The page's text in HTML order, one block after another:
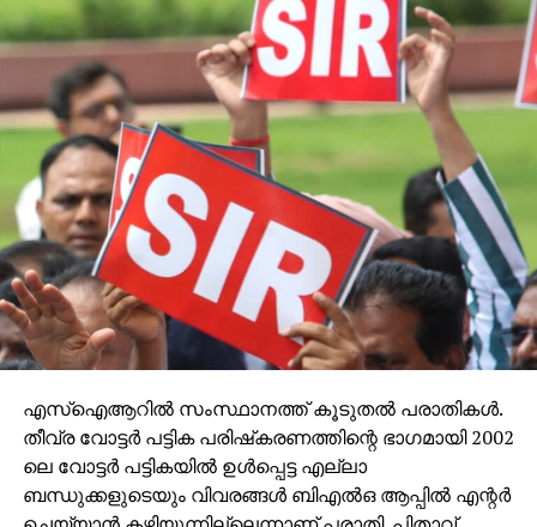
എസ്‌ഐആറില്‍ സംസ്ഥാനത്ത് കൂടുതല്‍ പരാതികള്‍.
തീവ്ര വോട്ടര്‍ പട്ടിക പരിഷ്‌കരണത്തിന്റെ ഭാഗമായി 2002
ലെ വോട്ടര്‍ പട്ടികയില്‍ ഉള്‍പ്പെട്ട എല്ലാ
ബന്ധുക്കളുടെയും വിവരങ്ങള്‍ ബിഎല്‍ഒ ആപ്പില്‍ എന്റര്‍